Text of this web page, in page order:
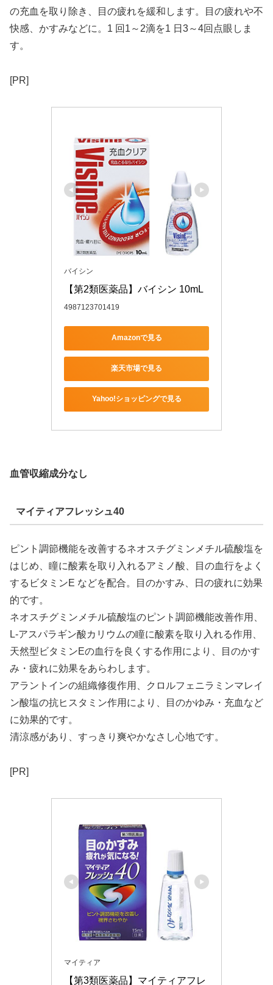
の充血を取り除き、目の疲れを緩和します。目の疲れや不
快感、かすみなどに。1 回1～2滴を1 日3～4回点眼しま
す。
[PR]
バイシン
【第2類医薬品】バイシン 10mL
4987123701419
Amazonで見る
楽天市場で見る
Yahoo!ショッピングで見る
血管収縮成分なし
マイティアフレッシュ40
ピント調節機能を改善するネオスチグミンメチル硫酸塩を
はじめ、瞳に酸素を取り入れるアミノ酸、目の血行をよく
するビタミンE などを配合。目のかすみ、日の疲れに効果
的です。
ネオスチグミンメチル硫酸塩のピント調節機能改善作用、
L-アスパラギン酸カリウムの瞳に酸素を取り入れる作用、
天然型ビタミンEの血行を良くする作用により、目のかす
み・疲れに効果をあらわします。
アラントインの組織修復作用、クロルフェニラミンマレイ
ン酸塩の抗ヒスタミン作用により、目のかゆみ・充血など
に効果的です。
清涼感があり、すっきり爽やかなさし心地です。
[PR]
マイティア
【第3類医薬品】マイティアフレ